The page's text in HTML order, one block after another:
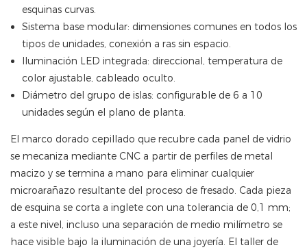
esquinas curvas.
Sistema base modular: dimensiones comunes en todos los
tipos de unidades, conexión a ras sin espacio.
Iluminación LED integrada: direccional, temperatura de
color ajustable, cableado oculto.
Diámetro del grupo de islas: configurable de 6 a 10
unidades según el plano de planta.
El marco dorado cepillado que recubre cada panel de vidrio
se mecaniza mediante CNC a partir de perfiles de metal
macizo y se termina a mano para eliminar cualquier
microarañazo resultante del proceso de fresado. Cada pieza
de esquina se corta a inglete con una tolerancia de 0,1 mm;
a este nivel, incluso una separación de medio milímetro se
hace visible bajo la iluminación de una joyería. El taller de